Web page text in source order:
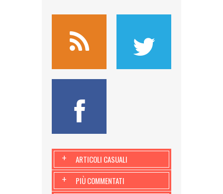
ARTICOLI CASUALI
+
PIÙ COMMENTATI
+